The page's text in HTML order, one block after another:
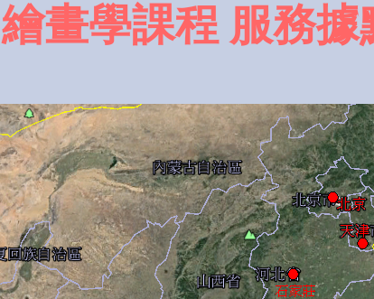
繪畫學課程 服務據